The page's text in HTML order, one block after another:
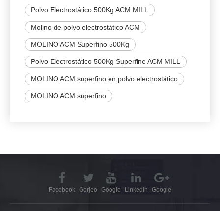
Polvo Electrostático 500Kg ACM MILL
Molino de polvo electrostático ACM
MOLINO ACM Superfino 500Kg
Polvo Electrostático 500Kg Superfine ACM MILL
MOLINO ACM superfino en polvo electrostático
MOLINO ACM superfino
Facebook Gorjeo Google LinkedIn Google